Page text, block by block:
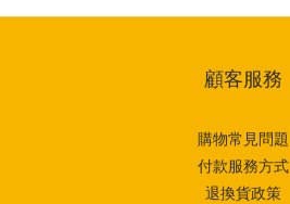
顧客服務
購物常見問題
付款服務方式
退換貨政策